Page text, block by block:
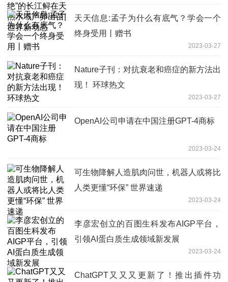
天天信息:孟子为什么有底气？学会一个
终身受用丨赠书
2023-03-27
Nature子刊：对抗衰老和癌症的新方法出
现！ 环球热文
2023-03-27
OpenAI公司申请在中国注册GPT-4商标
2023-03-24
可生物降解人造肌肉问世，机器人或将比
人类更懂“环保” 世界速递
2023-03-24
李彦宏创立的百图生科发布AIGP平台，
引领AI蛋白质生成领域新发展
2023-03-24
ChatGPT又又又更新了！推出插件功